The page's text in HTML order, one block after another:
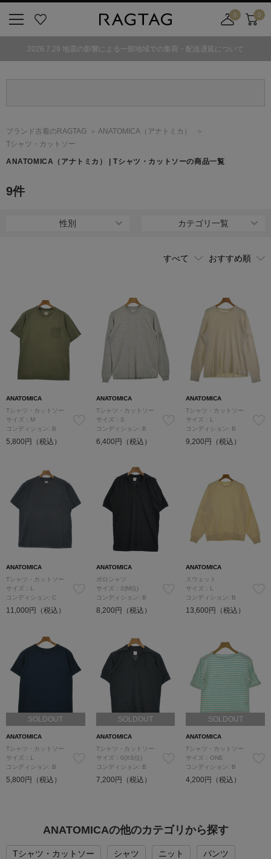
気
0
舗
カ
0
2026.7.29 地震の影響による一部地域での集荷・配送遅延について
ブランド古着のRAGTAG ANATOMICA （アナトミカ）
Tシャツ・カットソー
ANATOMICA （アナトミカ） | Tシャツ・カットソーの商品一覧
9件
性別 カテゴリ一覧
ANATOMICA
Tシャツ・カットソー
サイズ：M
コンディション: B
5,800円（税込）
ANATOMICA
Tシャツ・カットソー
サイズ：S
コンディション: B
6,400円（税込）
ANATOMICA
Tシャツ・カットソー
サイズ：L
コンディション: B
9,200円（税込）
ANATOMICA
Tシャツ・カットソー
サイズ：L
コンディション: C
11,000円（税込）
ANATOMICA
ポロシャツ
サイズ：2(M位)
コンディション: B
8,200円（税込）
ANATOMICA
スウェット
サイズ：L
コンディション: B
13,600円（税込）
SOLDOUT
ANATOMICA
Tシャツ・カットソー
サイズ：L
コンディション: B
5,800円（税込）
SOLDOUT
ANATOMICA
Tシャツ・カットソー
サイズ：0(XS位)
コンディション: B
7,200円（税込）
SOLDOUT
ANATOMICA
Tシャツ・カットソー
サイズ：ONE
コンディション: B
4,200円（税込）
ANATOMICAの他のカテゴリから探す
Tシャツ・カットソー シャツ ニット
パンツ